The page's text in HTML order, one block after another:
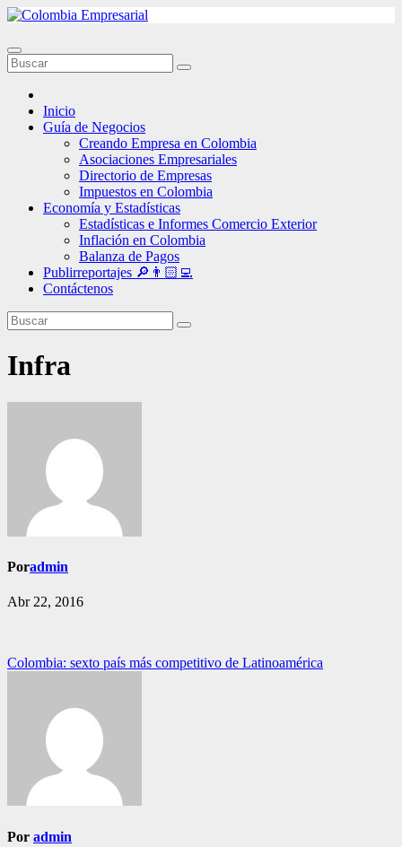
Ir
contenido
Inicio
Guía de Negocios
Creando Empresa en Colombia
Asociaciones Empresariales
Directorio de Empresas
Impuestos en Colombia
Economía y Estadísticas
Estadísticas e Informes Comercio Exterior
Inflación en Colombia
Balanza de Pagos
Publirreportajes 🔎👨🏻‍💻
Contáctenos
Infra
Poradmin
Abr 22, 2016
Navegación
entradas
Colombia: sexto país más competitivo de Latinoamérica
Por admin